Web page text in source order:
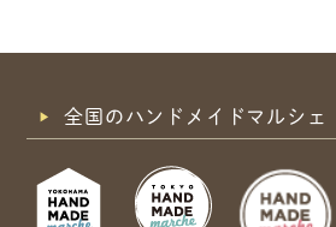
全国のハンドメイドマルシェ